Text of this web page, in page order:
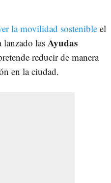
la movilidad sostenible el
las Ayudas
reducir de manera
en la ciudad.